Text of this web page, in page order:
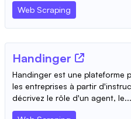
Web Scraping
Handinger
Handinger est une plateforme
les entreprises à partir
décrivez le rôle d'un agent, le...